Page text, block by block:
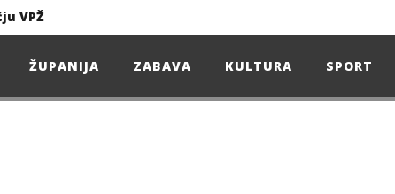
VPŽ
ŽUPANIJA ZABAVA KULTURA SPORT